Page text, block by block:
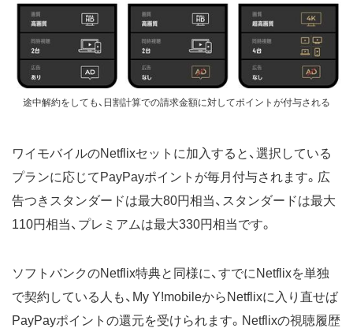
途中解約をしても、日割計算での請求金額に対してポイントが付与される
ワイモバイルのNetflixセットに加入すると、選択している
プランに応じてPayPayポイントが毎月付与されます。広
告つきスタンダードは最大80円相当、スタンダードは最大
110円相当、プレミアムは最大330円相当です。
ソフトバンクのNetflix特典と同様に、すでにNetflixを単独
で契約している人も、My Y!mobileからNetflixに入り直せば
PayPayポイントの還元を受けられます。Netflixの視聴履歴